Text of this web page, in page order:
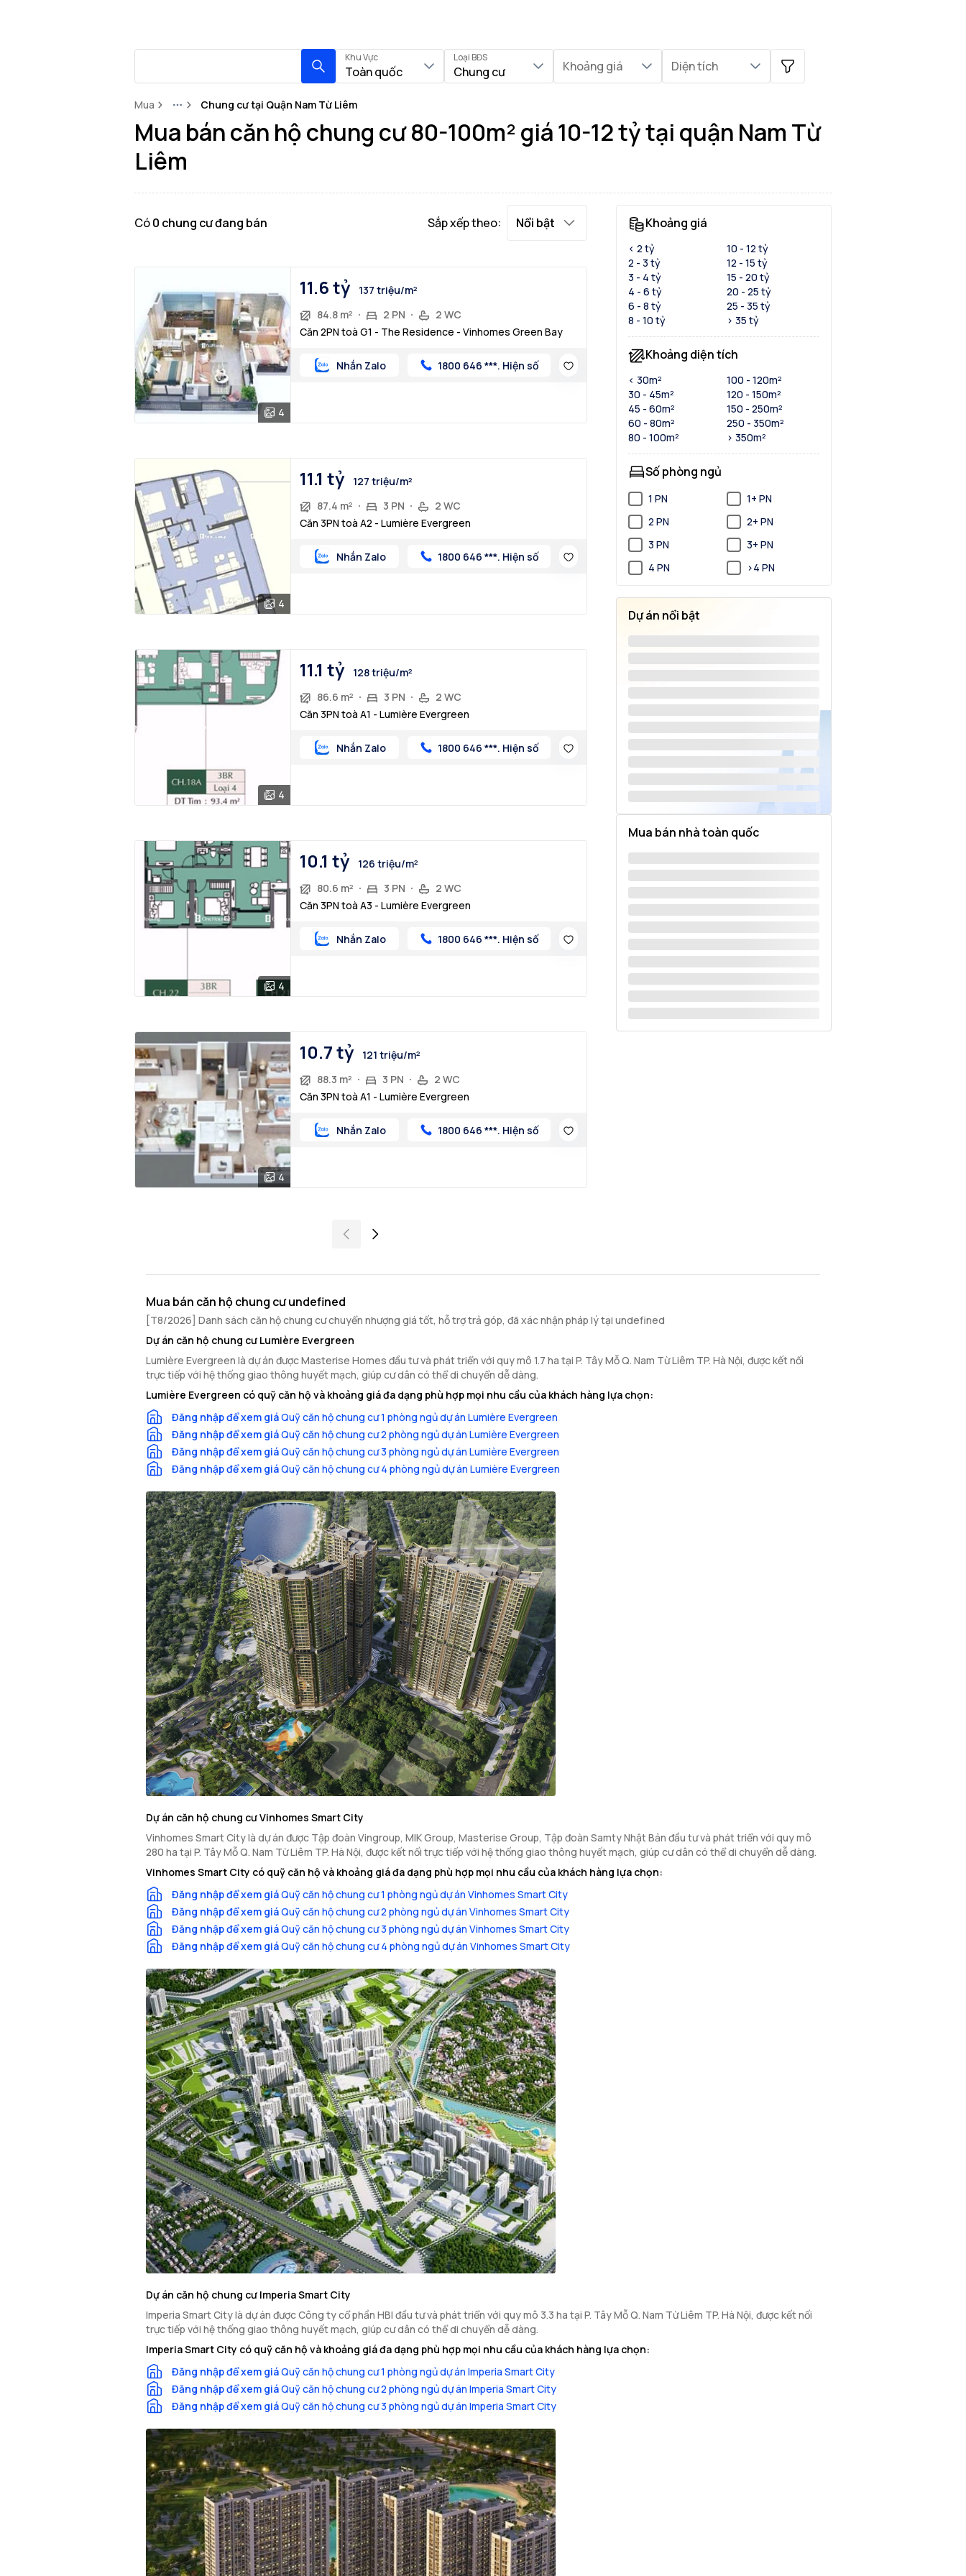
Khu Vực
Toàn quốc
Loại BĐS
Chung cư Khoảng giá Diện tích
Mua MoreChung cư tại Quận Nam Từ Liêm
Mua bán căn hộ chung cư 80-100m² giá 10-12 tỷ tại quận Nam Từ
Liêm
Có0 chung cưđang bán Sắp xếp theo: Nổi bật
4
11.6 tỷ
137 triệu/m²
84.8 m²
2 PN
2 WC
Căn 2PN toà G1 - The Residence - Vinhomes Green Bay
Nhắn Zalo 1800 646 ***. Hiện số
4
11.1 tỷ
127 triệu/m²
87.4 m²
3 PN
2 WC
Căn 3PN toà A2 - Lumière Evergreen
Nhắn Zalo 1800 646 ***. Hiện số
4
11.1 tỷ
128 triệu/m²
86.6 m²
3 PN
2 WC
Căn 3PN toà A1 - Lumière Evergreen
Nhắn Zalo 1800 646 ***. Hiện số
4
10.1 tỷ
126 triệu/m²
80.6 m²
3 PN
2 WC
Căn 3PN toà A3 - Lumière Evergreen
Nhắn Zalo 1800 646 ***. Hiện số
4
10.7 tỷ
121 triệu/m²
88.3 m²
3 PN
2 WC
Căn 3PN toà A1 - Lumière Evergreen
Nhắn Zalo 1800 646 ***. Hiện số
Khoảng giá
< 2 tỷ
2 - 3 tỷ
3 - 4 tỷ
4 - 6 tỷ
6 - 8 tỷ
8 - 10 tỷ
10 - 12 tỷ
12 - 15 tỷ
15 - 20 tỷ
20 - 25 tỷ
25 - 35 tỷ
> 35 tỷ
Khoảng diện tích
< 30m²
30 - 45m²
45 - 60m²
60 - 80m²
80 - 100m²
100 - 120m²
120 - 150m²
150 - 250m²
250 - 350m²
> 350m²
Số phòng ngủ
1 PN
1+ PN
2 PN
2+ PN
3 PN
3+ PN
4 PN
>4 PN
Dự án nổi bật
Mua bán nhà toàn quốc
Mua bán căn hộ chung cư undefined
[T8/2026] Danh sách căn hộ chung cư chuyển nhượng giá tốt, hỗ trợ trả góp, đã xác nhận pháp lý tại undefined
Dự án căn hộ chung cư Lumière Evergreen
Lumière Evergreen là dự án được Masterise Homes đầu tư và phát triển với quy mô 1.7 ha tại P. Tây Mỗ Q. Nam Từ Liêm TP. Hà Nội, được kết nối
trực tiếp với hệ thống giao thông huyết mạch, giúp cư dân có thể di chuyển dễ dàng.
Lumière Evergreen có quỹ căn hộ và khoảng giá đa dạng phù hợp mọi nhu cầu của khách hàng lựa chọn:
Đăng nhập để xem giáQuỹ căn hộ chung cư 1 phòng ngủ dự án Lumière Evergreen
Đăng nhập để xem giáQuỹ căn hộ chung cư 2 phòng ngủ dự án Lumière Evergreen
Đăng nhập để xem giáQuỹ căn hộ chung cư 3 phòng ngủ dự án Lumière Evergreen
Đăng nhập để xem giáQuỹ căn hộ chung cư 4 phòng ngủ dự án Lumière Evergreen
Dự án căn hộ chung cư Vinhomes Smart City
Vinhomes Smart City là dự án được Tập đoàn Vingroup, MIK Group, Masterise Group, Tập đoàn Samty Nhật Bản đầu tư và phát triển với quy mô
280 ha tại P. Tây Mỗ Q. Nam Từ Liêm TP. Hà Nội, được kết nối trực tiếp với hệ thống giao thông huyết mạch, giúp cư dân có thể di chuyển dễ dàng.
Vinhomes Smart City có quỹ căn hộ và khoảng giá đa dạng phù hợp mọi nhu cầu của khách hàng lựa chọn:
Đăng nhập để xem giáQuỹ căn hộ chung cư 1 phòng ngủ dự án Vinhomes Smart City
Đăng nhập để xem giáQuỹ căn hộ chung cư 2 phòng ngủ dự án Vinhomes Smart City
Đăng nhập để xem giáQuỹ căn hộ chung cư 3 phòng ngủ dự án Vinhomes Smart City
Đăng nhập để xem giáQuỹ căn hộ chung cư 4 phòng ngủ dự án Vinhomes Smart City
Dự án căn hộ chung cư Imperia Smart City
Imperia Smart City là dự án được Công ty cổ phần HBI đầu tư và phát triển với quy mô 3.3 ha tại P. Tây Mỗ Q. Nam Từ Liêm TP. Hà Nội, được kết nối
trực tiếp với hệ thống giao thông huyết mạch, giúp cư dân có thể di chuyển dễ dàng.
Imperia Smart City có quỹ căn hộ và khoảng giá đa dạng phù hợp mọi nhu cầu của khách hàng lựa chọn:
Đăng nhập để xem giáQuỹ căn hộ chung cư 1 phòng ngủ dự án Imperia Smart City
Đăng nhập để xem giáQuỹ căn hộ chung cư 2 phòng ngủ dự án Imperia Smart City
Đăng nhập để xem giáQuỹ căn hộ chung cư 3 phòng ngủ dự án Imperia Smart City